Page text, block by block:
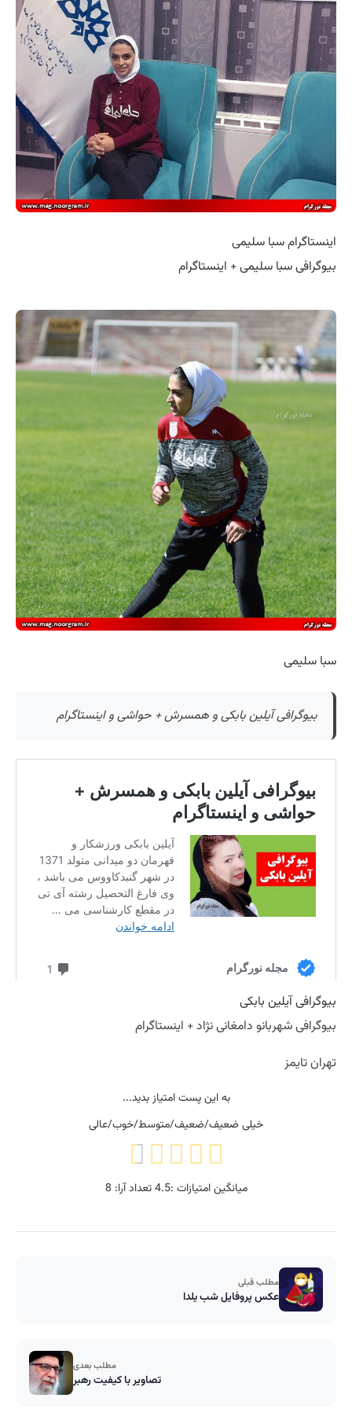
اینستاگرام سبا سلیمی
بیوگرافی سبا سلیمی + اینستاگرام
سبا سلیمی
بیوگرافی آیلین بابکی و همسرش + حواشی و اینستاگرام
بیوگرافی آیلین بابکی
بیوگرافی شهربانو دامغانی نژاد + اینستاگرام
تهران تایمز
به این پست امتیاز بدید...
خیلی ضعیف/ضعیف/متوسط/خوب/عالی
میانگین امتیازات :4.5تعداد آرا: 8
مطلب قبلی
عکس پروفایل شب یلدا
مطلب بعدی
تصاویر با کیفیت رهبر